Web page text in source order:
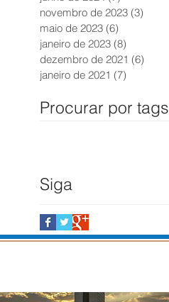
novembro de 2023 (3)
maio de 2023 (6)
janeiro de 2023 (8)
dezembro de 2021 (6)
janeiro de 2021 (7)
Procurar por tags
Siga